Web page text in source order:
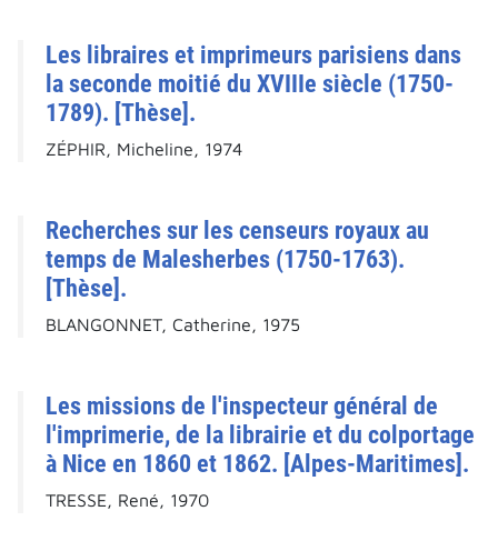
Les libraires et imprimeurs parisiens dans
la seconde moitié du XVIIIe siècle (1750-
1789). [Thèse].
ZÉPHIR, Micheline, 1974
Recherches sur les censeurs royaux au
temps de Malesherbes (1750-1763).
[Thèse].
BLANGONNET, Catherine, 1975
Les missions de l'inspecteur général de
l'imprimerie, de la librairie et du colportage
à Nice en 1860 et 1862. [Alpes-Maritimes].
TRESSE, René, 1970